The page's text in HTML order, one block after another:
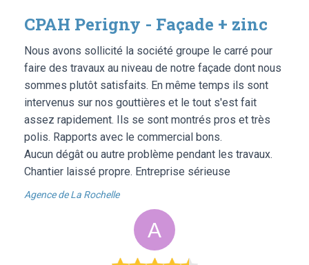
CPAH Perigny - Façade + zinc
Nous avons sollicité la société groupe le carré pour
faire des travaux au niveau de notre façade dont nous
sommes plutôt satisfaits. En même temps ils sont
intervenus sur nos gouttières et le tout s'est fait
assez rapidement. Ils se sont montrés pros et très
polis. Rapports avec le commercial bons.
Aucun dégât ou autre problème pendant les travaux.
Chantier laissé propre. Entreprise sérieuse
Agence de La Rochelle